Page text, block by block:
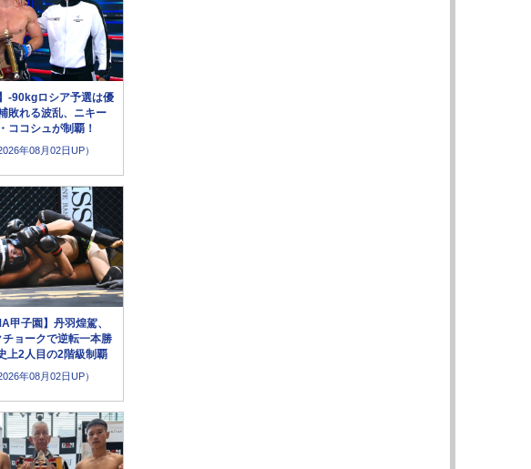
-90kgロシア予選は優
敗れる波乱、ニキー
ココシュが制覇！
年08月02日UP）
甲子園】丹羽煌駕、
チョークで逆転一本勝
上2人目の2階級制覇
年08月02日UP）